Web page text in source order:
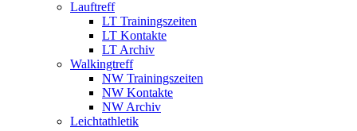
Lauftreff
LT Trainingszeiten
LT Kontakte
LT Archiv
Walkingtreff
NW Trainingszeiten
NW Kontakte
NW Archiv
Leichtathletik